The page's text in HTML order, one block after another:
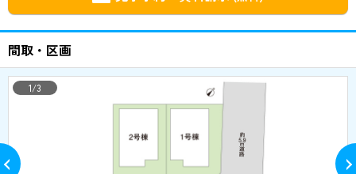
間取・区画
1/3